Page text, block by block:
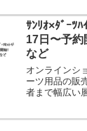
る人が増えて
です。この記
ｻﾝﾘｵ×ﾀﾞｰﾂﾊ
17日〜予約
など
オンラインシ
ーツ用品の販
者まで幅広い